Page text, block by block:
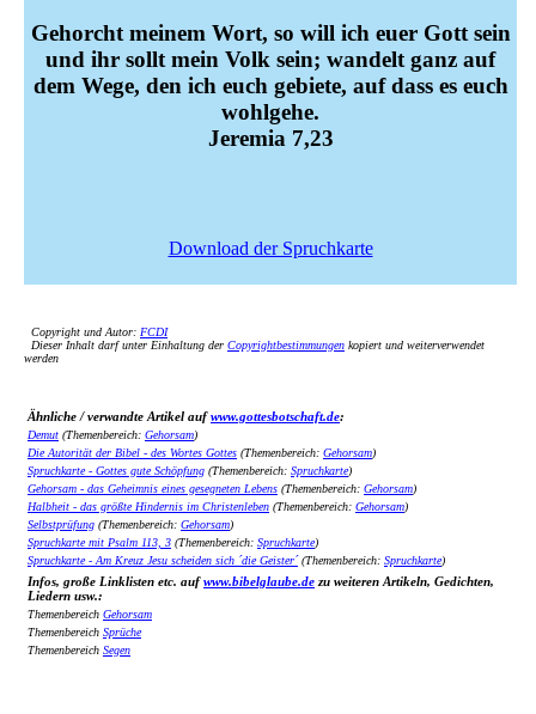
Gehorcht meinem Wort, so will ich euer Gott sein
und ihr sollt mein Volk sein; wandelt ganz auf
dem Wege, den ich euch gebiete, auf dass es euch
wohlgehe.
Jeremia 7,23
Download der Spruchkarte
Copyright und Autor: FCDI
Dieser Inhalt darf unter Einhaltung der Copyrightbestimmungen kopiert und weiterverwendet
werden
Ähnliche / verwandte Artikel aufwww.gottesbotschaft.de:
Demut (Themenbereich: Gehorsam)
Die Autorität der Bibel - des Wortes Gottes (Themenbereich: Gehorsam)
Spruchkarte - Gottes gute Schöpfung (Themenbereich: Spruchkarte)
Gehorsam - das Geheimnis eines gesegneten Lebens (Themenbereich: Gehorsam)
Halbheit - das größte Hindernis im Christenleben (Themenbereich: Gehorsam)
Selbstprüfung (Themenbereich: Gehorsam)
Spruchkarte mit Psalm 113, 3 (Themenbereich: Spruchkarte)
Spruchkarte - Am Kreuz Jesu scheiden sich ´die Geister´(Themenbereich: Spruchkarte)
Infos, große Linklisten etc. aufwww.bibelglaube.de zu weiteren Artikeln, Gedichten,
Liedern usw.:
Themenbereich Gehorsam
Themenbereich Sprüche
Themenbereich Segen